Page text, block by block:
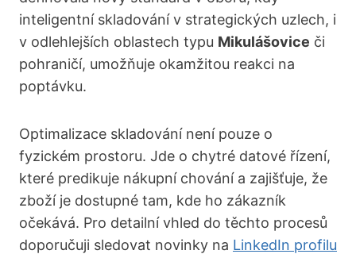
inteligentní skladování v strategických uzlech, i
v odlehlejších oblastech typu Mikulášovice či
pohraničí, umožňuje okamžitou reakci na
poptávku.
Optimalizace skladování není pouze o
fyzickém prostoru. Jde o chytré datové řízení,
které predikuje nákupní chování a zajišťuje, že
zboží je dostupné tam, kde ho zákazník
očekává. Pro detailní vhled do těchto procesů
doporučuji sledovat novinky na LinkedIn profilu